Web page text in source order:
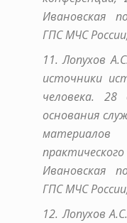
Ивановская
ГПС МЧС
11. Лопухов
источники
человека.
основания
материалов
Ивановская
ГПС МЧС
12. Лопухов